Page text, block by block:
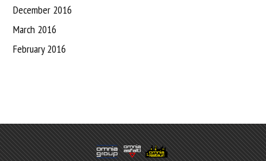
December 2016
March 2016
February 2016